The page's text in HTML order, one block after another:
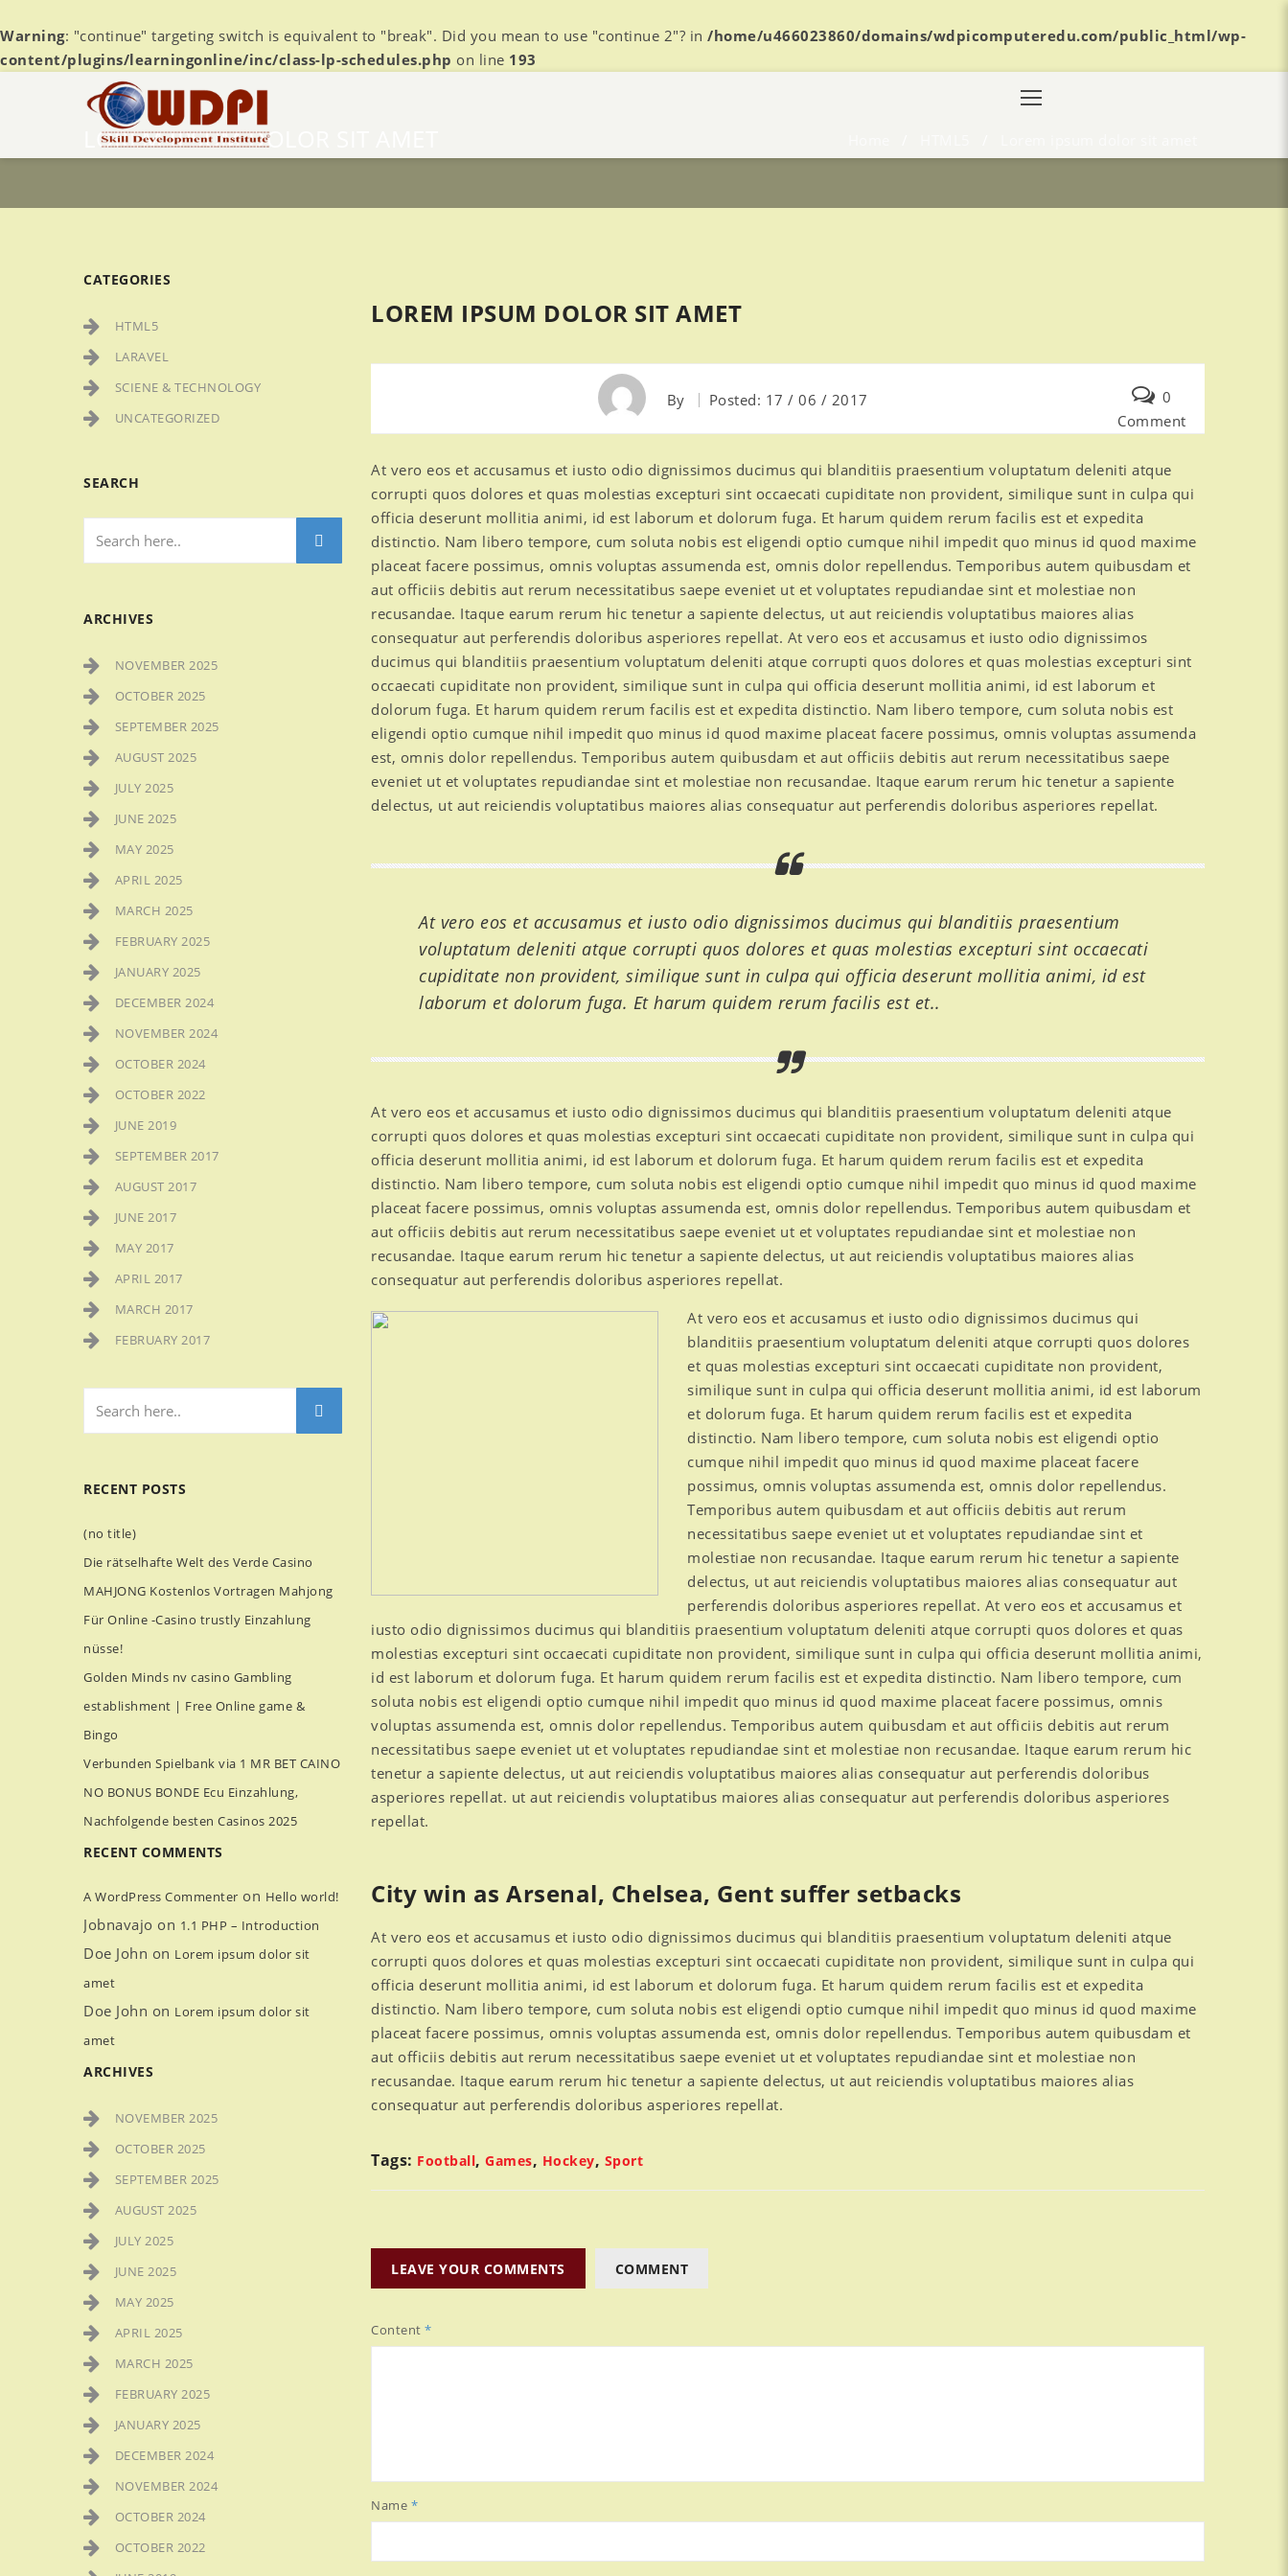
Warning: "continue" targeting switch is equivalent to "break". Did you mean to use "continue 2"? in /home/u466023860/domains/wdpicomputeredu.com/public_html/wp-
content/plugins/learningonline/inc/class-lp-schedules.php on line 193
LOREM IPSUM DOLOR SIT AMET
CATEGORIES
HTML5
LARAVEL
SCIENE & TECHNOLOGY
UNCATEGORIZED
SEARCH
ARCHIVES
NOVEMBER 2025
OCTOBER 2025
SEPTEMBER 2025
AUGUST 2025
JULY 2025
JUNE 2025
MAY 2025
APRIL 2025
MARCH 2025
FEBRUARY 2025
JANUARY 2025
DECEMBER 2024
NOVEMBER 2024
OCTOBER 2024
OCTOBER 2022
JUNE 2019
SEPTEMBER 2017
AUGUST 2017
JUNE 2017
MAY 2017
APRIL 2017
MARCH 2017
FEBRUARY 2017
RECENT POSTS
(no title)
Die rätselhafte Welt des Verde Casino
MAHJONG Kostenlos Vortragen Mahjong
Für Online -Casino trustly Einzahlung
nüsse!
Golden Minds nv casino Gambling
establishment | Free Online game &
Bingo
Verbunden Spielbank via 1 MR BET CAINO
NO BONUS BONDE Ecu Einzahlung,
Nachfolgende besten Casinos 2025
RECENT COMMENTS
A WordPress Commenter on Hello world!
Jobnavajo on 1.1 PHP – Introduction
Doe John on Lorem ipsum dolor sit
amet
Doe John on Lorem ipsum dolor sit
amet
ARCHIVES
NOVEMBER 2025
OCTOBER 2025
SEPTEMBER 2025
AUGUST 2025
JULY 2025
JUNE 2025
MAY 2025
APRIL 2025
MARCH 2025
FEBRUARY 2025
JANUARY 2025
DECEMBER 2024
NOVEMBER 2024
OCTOBER 2024
OCTOBER 2022
LOREM IPSUM DOLOR SIT AMET
By Posted: 17 / 06 / 2017
0
Comment
At vero eos et accusamus et iusto odio dignissimos ducimus qui blanditiis praesentium voluptatum deleniti atque
corrupti quos dolores et quas molestias excepturi sint occaecati cupiditate non provident, similique sunt in culpa qui
officia deserunt mollitia animi, id est laborum et dolorum fuga. Et harum quidem rerum facilis est et expedita
distinctio. Nam libero tempore, cum soluta nobis est eligendi optio cumque nihil impedit quo minus id quod maxime
placeat facere possimus, omnis voluptas assumenda est, omnis dolor repellendus. Temporibus autem quibusdam et
aut officiis debitis aut rerum necessitatibus saepe eveniet ut et voluptates repudiandae sint et molestiae non
recusandae. Itaque earum rerum hic tenetur a sapiente delectus, ut aut reiciendis voluptatibus maiores alias
consequatur aut perferendis doloribus asperiores repellat. At vero eos et accusamus et iusto odio dignissimos
ducimus qui blanditiis praesentium voluptatum deleniti atque corrupti quos dolores et quas molestias excepturi sint
occaecati cupiditate non provident, similique sunt in culpa qui officia deserunt mollitia animi, id est laborum et
dolorum fuga. Et harum quidem rerum facilis est et expedita distinctio. Nam libero tempore, cum soluta nobis est
eligendi optio cumque nihil impedit quo minus id quod maxime placeat facere possimus, omnis voluptas assumenda
est, omnis dolor repellendus. Temporibus autem quibusdam et aut officiis debitis aut rerum necessitatibus saepe
eveniet ut et voluptates repudiandae sint et molestiae non recusandae. Itaque earum rerum hic tenetur a sapiente
delectus, ut aut reiciendis voluptatibus maiores alias consequatur aut perferendis doloribus asperiores repellat.
At vero eos et accusamus et iusto odio dignissimos ducimus qui blanditiis praesentium
voluptatum deleniti atque corrupti quos dolores et quas molestias excepturi sint occaecati
cupiditate non provident, similique sunt in culpa qui officia deserunt mollitia animi, id est
laborum et dolorum fuga. Et harum quidem rerum facilis est et..
At vero eos et accusamus et iusto odio dignissimos ducimus qui blanditiis praesentium voluptatum deleniti atque
corrupti quos dolores et quas molestias excepturi sint occaecati cupiditate non provident, similique sunt in culpa qui
officia deserunt mollitia animi, id est laborum et dolorum fuga. Et harum quidem rerum facilis est et expedita
distinctio. Nam libero tempore, cum soluta nobis est eligendi optio cumque nihil impedit quo minus id quod maxime
placeat facere possimus, omnis voluptas assumenda est, omnis dolor repellendus. Temporibus autem quibusdam et
aut officiis debitis aut rerum necessitatibus saepe eveniet ut et voluptates repudiandae sint et molestiae non
recusandae. Itaque earum rerum hic tenetur a sapiente delectus, ut aut reiciendis voluptatibus maiores alias
consequatur aut perferendis doloribus asperiores repellat.
At vero eos et accusamus et iusto odio dignissimos ducimus qui
blanditiis praesentium voluptatum deleniti atque corrupti quos dolores
et quas molestias excepturi sint occaecati cupiditate non provident,
similique sunt in culpa qui officia deserunt mollitia animi, id est laborum
et dolorum fuga. Et harum quidem rerum facilis est et expedita
distinctio. Nam libero tempore, cum soluta nobis est eligendi optio
cumque nihil impedit quo minus id quod maxime placeat facere
possimus, omnis voluptas assumenda est, omnis dolor repellendus.
Temporibus autem quibusdam et aut officiis debitis aut rerum
necessitatibus saepe eveniet ut et voluptates repudiandae sint et
molestiae non recusandae. Itaque earum rerum hic tenetur a sapiente
delectus, ut aut reiciendis voluptatibus maiores alias consequatur aut
perferendis doloribus asperiores repellat. At vero eos et accusamus et
iusto odio dignissimos ducimus qui blanditiis praesentium voluptatum deleniti atque corrupti quos dolores et quas
molestias excepturi sint occaecati cupiditate non provident, similique sunt in culpa qui officia deserunt mollitia animi,
id est laborum et dolorum fuga. Et harum quidem rerum facilis est et expedita distinctio. Nam libero tempore, cum
soluta nobis est eligendi optio cumque nihil impedit quo minus id quod maxime placeat facere possimus, omnis
voluptas assumenda est, omnis dolor repellendus. Temporibus autem quibusdam et aut officiis debitis aut rerum
necessitatibus saepe eveniet ut et voluptates repudiandae sint et molestiae non recusandae. Itaque earum rerum hic
tenetur a sapiente delectus, ut aut reiciendis voluptatibus maiores alias consequatur aut perferendis doloribus
asperiores repellat. ut aut reiciendis voluptatibus maiores alias consequatur aut perferendis doloribus asperiores
repellat.
City win as Arsenal, Chelsea, Gent suffer setbacks
At vero eos et accusamus et iusto odio dignissimos ducimus qui blanditiis praesentium voluptatum deleniti atque
corrupti quos dolores et quas molestias excepturi sint occaecati cupiditate non provident, similique sunt in culpa qui
officia deserunt mollitia animi, id est laborum et dolorum fuga. Et harum quidem rerum facilis est et expedita
distinctio. Nam libero tempore, cum soluta nobis est eligendi optio cumque nihil impedit quo minus id quod maxime
placeat facere possimus, omnis voluptas assumenda est, omnis dolor repellendus. Temporibus autem quibusdam et
aut officiis debitis aut rerum necessitatibus saepe eveniet ut et voluptates repudiandae sint et molestiae non
recusandae. Itaque earum rerum hic tenetur a sapiente delectus, ut aut reiciendis voluptatibus maiores alias
consequatur aut perferendis doloribus asperiores repellat.
Tags: Football, Games, Hockey, Sport
LEAVE YOUR COMMENTS COMMENT
Content *
Name *